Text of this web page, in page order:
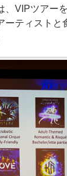
VIPツアー
ーティストと